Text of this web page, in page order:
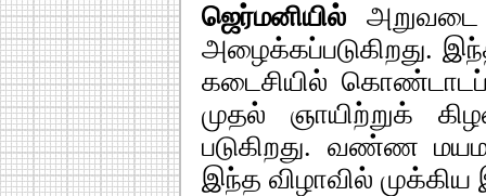
ஜெர்மனியில் அறுவடை
அழைக்கப்படுகிறது.
கடைசியில்
முதல் ஞாயிற்றுக்
படுகிறது. வண்ண
இந்த விழாவில் முக்கிய